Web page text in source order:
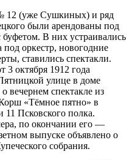
12 (уже Сушкиных) и ряд
были арендованы под
буфетом. В них устраивались
оркестр, новогодние
ставились спектакли.
3 октября 1912 года
улице в доме
вечернем спектакле из
«Тёмное пятно» в
11 Псковского полка.
по окончании его —
выпуске объявлено о
собрания.